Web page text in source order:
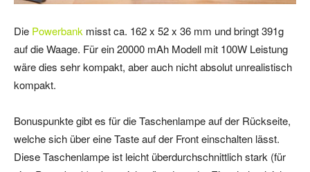
Die Powerbank misst ca. 162 x 52 x 36 mm und bringt 391g
auf die Waage. Für ein 20000 mAh Modell mit 100W Leistung
wäre dies sehr kompakt, aber auch nicht absolut unrealistisch
kompakt.
Bonuspunkte gibt es für die Taschenlampe auf der Rückseite,
welche sich über eine Taste auf der Front einschalten lässt.
Diese Taschenlampe ist leicht überdurchschnittlich stark (für